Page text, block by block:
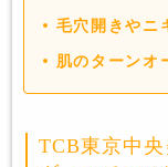
毛穴開きやニ
肌のターンオ
TCB東京中